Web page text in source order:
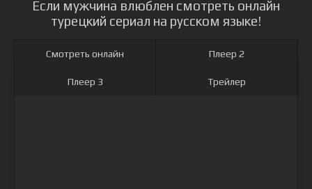
Если мужчина влюблен смотреть онлайн
турецкий сериал на русском языке!
Смотреть онлайн Плеер 2
Плеер 3 Трейлер